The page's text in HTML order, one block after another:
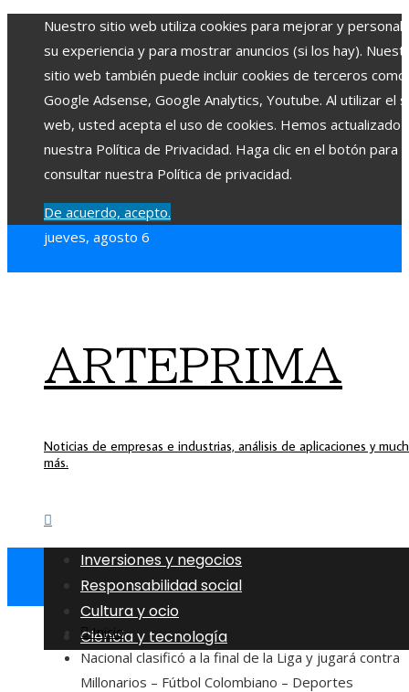
Nuestro sitio web utiliza cookies para mejorar y
su experiencia y para mostrar anuncios (si los hay).
sitio web también puede incluir cookies de terceros como
Google Adsense, Google Analytics, Youtube. Al utilizar el
web, usted acepta el uso de cookies. Hemos actualizado
nuestra Política de Privacidad. Haga clic en el botón para
consultar nuestra Política de privacidad.
De acuerdo, acepto.
jueves, agosto 6
ARTEPRIMA
Noticias de empresas e industrias, análisis de aplicaciones y
más.
Inversiones y negocios
Responsabilidad social
Cultura y ocio
Ciencia y tecnología
Inicio
Nacional clasificó a la final de la Liga y jugará contra
Millonarios – Fútbol Colombiano – Deportes